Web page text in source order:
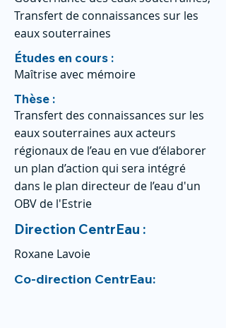
Transfert de connaissances sur les
eaux souterraines
Études en cours :
Maîtrise avec mémoire
Thèse :
Transfert des connaissances sur les
eaux souterraines aux acteurs
régionaux de l’eau en vue d’élaborer
un plan d’action qui sera intégré
dans le plan directeur de l’eau d'un
OBV de l'Estrie
Direction CentrEau :
Roxane Lavoie
Co-direction CentrEau: